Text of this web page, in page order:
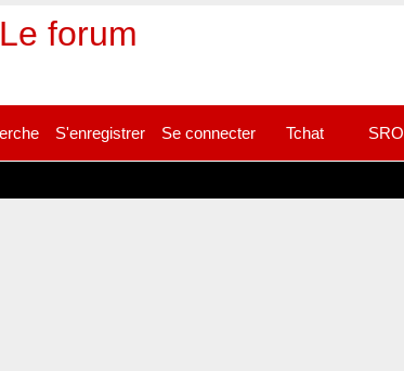
forum
S'enregistrer Se connecter Tchat SRO